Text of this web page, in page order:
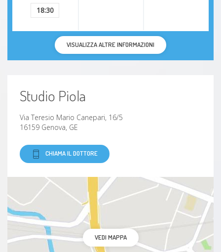
18:30
VISUALIZZA ALTRE INFORMAZIONI
Studio Piola
Via Teresio Mario Canepari, 16/5
16159 Genova, GE
CHIAMA IL DOTTORE
VEDI MAPPA